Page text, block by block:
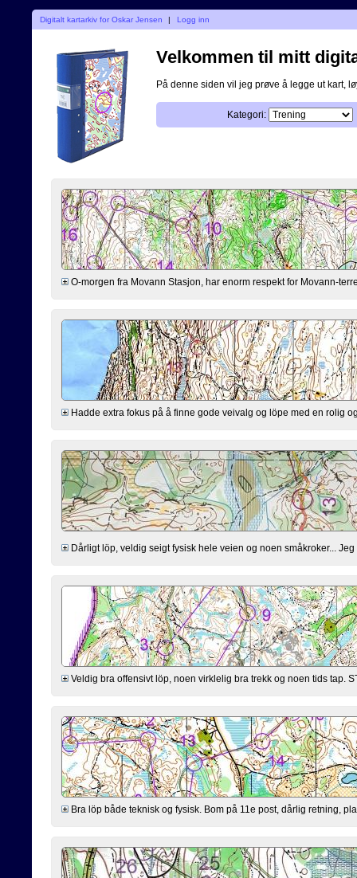
Digitalt kartarkiv for Oskar Jensen | Logg inn
Velkommen til mitt
På denne siden vil jeg prøve å legge ut kart,
Kategori:
O-morgen fra Movann Stasjon, har enorm respekt for Movann-
Hadde extra fokus på å finne gode veivalg og löpe med en rolig
Dårligt löp, veldig seigt fysisk hele veien og noen småkroker...
Veldig bra offensivt löp, noen virklelig bra trekk og noen tids tap.
Bra löp både teknisk og fysisk. Bom på 11e post, dårlig retning,